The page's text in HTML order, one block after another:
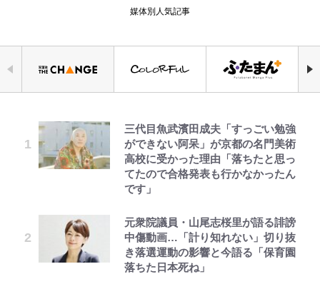
媒体別人気記事
三代目魚武濱田成夫「すっごい勉強
ができない阿呆」が京都の名門美術
高校に受かった理由「落ちたと思っ
てたので合格発表も行かなかったん
です」
元衆院議員・山尾志桜里が語る誹謗
中傷動画…「計り知れない」切り抜
き落選運動の影響と今語る「保育園
落ちた日本死ね」
空の轍と大地の雲と 第1回
第3回 出版までの道のり・その2
レビュー『仮面家族』悠木シュン・
著
『ちいかわ』ファンの記憶に残る
「恐怖キャラ」の戦慄シーン 小さ
くてかわいい世界なのに「見た目か
らしてヤバイ…」
『SLAM DUNK』が30年前に描い
た「驚きの戦術」ストレッチ5に大
型ポイントガードも…
｢モデルやってる｣｢かっけぇ｣三笘
薫がブライトン新ユニのモデルで完
全復活！“King”の帰還に｢チームか
ら大歓迎されてる｣｢元気な姿見れ
て…｣
【W杯】日本代表FW上田綺世の爆
美女モデル妻｢ワンオペ苦言｣で動
画削除の波紋…一方で株を上げ続け
る大谷翔平妻｢最強の処世術」
浅草は日本の心だゾ
ボンジュールでポンジュースだゾ
とうちゃんが出世するゾ
公式-ヒロインが来る前に妊娠しま
した~詰んだはずの悪役令嬢です
が、どうやら違うようです~ 第1話
公式-転生したら平民でした。~生活
します~ 第37話(2)
公式-雑用付与術師が自分の最強に
気付くまで 第56話(1)
「危ない」「やめて」第1子妊娠中
の田中みな実、ゴリゴリヒール着用
に心配の声…ザックリ衣装にも意見
続々
貌姿に「超絶イケメン」大反響 意
味深「スネ毛ハラスメント」にも注
目
アユは「怒らせて掛ける」魚だっ
た！ ルアーを追わせて釣りあげる
「アユイング」のオリジナリティ＆
おもしろさを知る
けど……」 グラベルバイクで暑さ
に負けそうなヒルクライム、砂利道
を疾走して少年時代を振り返る50
代の夏 長野県｜2026年